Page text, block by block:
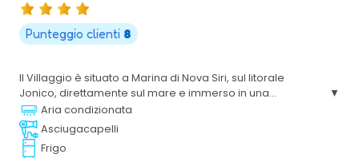
Punteggio clienti 8
Il Villaggio è situato a Marina di Nova Siri, sul litorale
Jonico, direttamente sul mare e immerso in una
bellissima pineta è un vero eden del relax, del piacere e
del divertimento, grazie alle tante possibilità di svago e ai
servizi che offre.
Aria condizionata
Asciugacapelli
Frigo